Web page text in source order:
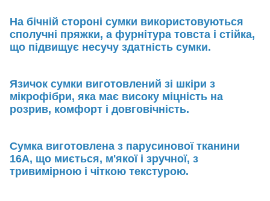
На бічній стороні сумки використовуються
сполучні пряжки, а фурнітура товста і стійка,
що підвищує несучу здатність сумки.
Язичок сумки виготовлений зі шкіри з
мікрофібри, яка має високу міцність на
розрив, комфорт і довговічність.
Сумка виготовлена з парусинової тканини
16А, що миється, м'якої і зручної, з
тривимірною і чіткою текстурою.